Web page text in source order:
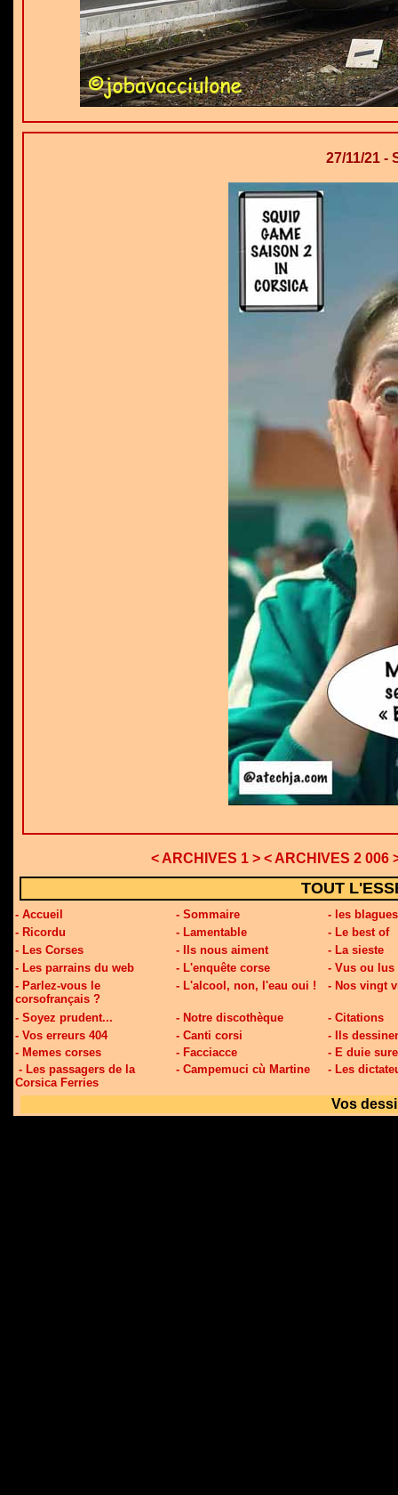
27/11/21 -
< ARCHIVES 1 > <ARCHIVES 2006
TOUT
- Accueil - Sommaire
- les
- Ricordu
- Lamentable
- Le best of
- Les Corses
- Ils nous aiment
- La sieste
- Les parrains du web
- L'enquête corse
- Vus ou lus
- Parlez-vous le
corsofrançais ?
- L'alcool, non, l'eau oui ! - Nos vingt
- Soyez prudent... - Notre discothèque
- Citations
- Vos erreurs 404
- Canti corsi
- Ils
- Memes corses
- Facciacce
- E duie
- Les passagers de la
Corsica Ferries
- Campemuci cù Martine - Les
Vos